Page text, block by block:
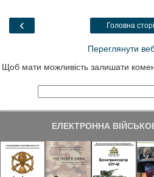
o
a
‹ Головна
Переглянути
Щоб мати можливість залишати
ЕЛЕКТРОННА